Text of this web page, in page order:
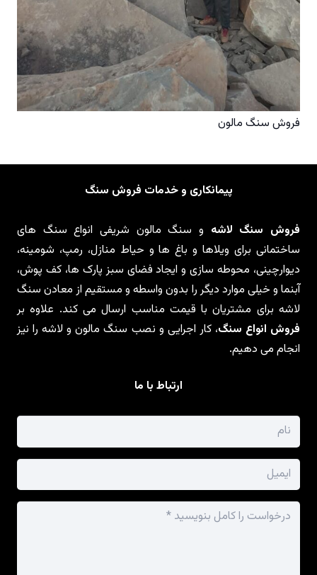
فروش سنگ مالون
پیمانکاری و خدمات فروش سنگ
فروش سنگ لاشه و سنگ مالون شریفی انواع سنگ های
ساختمانی برای ویلاها و باغ ها و حیاط منازل، رمپ، شومینه،
دیوارچینی، محوطه سازی و ایجاد فضای سبز پارک ها، کف پوش،
آبنما و خیلی موارد دیگر را بدون واسطه و مستقیم از معادن سنگ
لاشه برای مشتریان با قیمت مناسب ارسال می کند. علاوه بر
فروش انواع سنگ، کار اجرایی و نصب سنگ مالون و لاشه را نیز
انجام می دهیم.
ارتباط با ما